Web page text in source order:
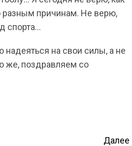
разным причинам. Не верю,
спорта…
надеяться на свои силы, а не
же, поздравляем со
Далее